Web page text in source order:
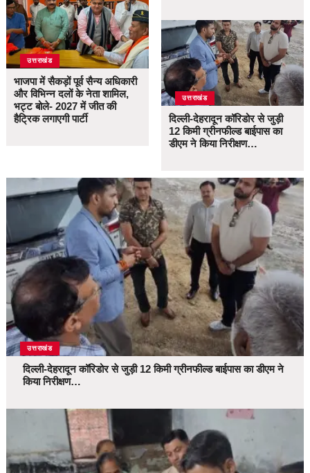
उत्तराखंड
भाजपा में सैकड़ों पूर्व सैन्य अधिकारी
और विभिन्न दलों के नेता शामिल,
भट्ट बोले- 2027 में जीत की
हैट्रिक लगाएगी पार्टी
उत्तराखंड
दिल्ली-देहरादून कॉरिडोर से जुड़ी
12 किमी ग्रीनफील्ड बाईपास का
डीएम ने किया निरीक्षण…
उत्तराखंड
दिल्ली-देहरादून कॉरिडोर से जुड़ी 12 किमी ग्रीनफील्ड बाईपास का डीएम ने
किया निरीक्षण…